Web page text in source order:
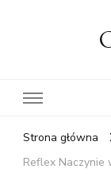
Strona główna
Reflex Naczynie